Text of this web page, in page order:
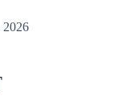
2026